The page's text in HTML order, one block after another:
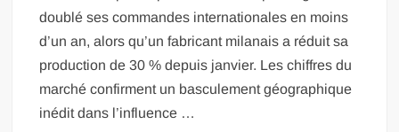
doublé ses commandes internationales en moins
d’un an, alors qu’un fabricant milanais a réduit sa
production de 30 % depuis janvier. Les chiffres du
marché confirment un basculement géographique
inédit dans l’influence …